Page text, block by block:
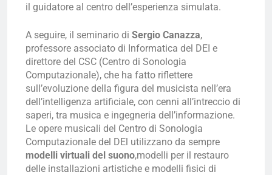
il guidatore al centro dell’esperienza simulata.
A seguire, il seminario di Sergio Canazza,
professore associato di Informatica del DEI e
direttore del CSC (Centro di Sonologia
Computazionale), che ha fatto riflettere
sull’evoluzione della figura del musicista nell’era
dell’intelligenza artificiale, con cenni all’intreccio di
saperi, tra musica e ingegneria dell’informazione.
Le opere musicali del Centro di Sonologia
Computazionale del DEl utilizzano da sempre
modelli virtuali del suono,modelli per il restauro
delle installazioni artistiche e modelli fisici di